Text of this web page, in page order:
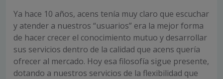
Ya hace 10 años, acens tenía muy claro que escuchar
y atender a nuestros “usuarios” era la mejor forma
de hacer crecer el conocimiento mutuo y desarrollar
sus servicios dentro de la calidad que acens quería
ofrecer al mercado. Hoy esa filosofía sigue presente,
dotando a nuestros servicios de la flexibilidad que